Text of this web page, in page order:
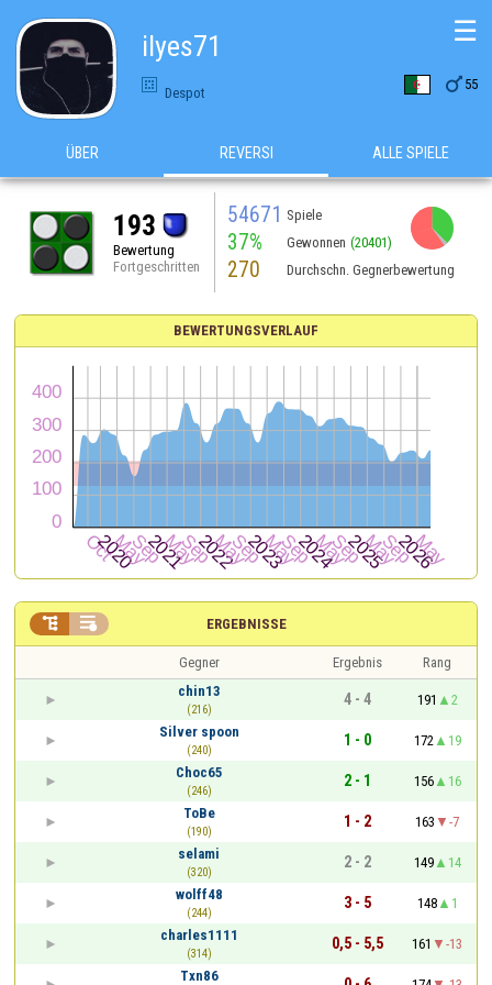
ilyes71
Despot  55
☰
ÜBER REVERSI ALLE SPIELE
193
Bewertung
Fortgeschritten
54671 Spiele
37% Gewonnen (20401)
270 Durchschn. Gegnerbewertung
BEWERTUNGSVERLAUF
ERGEBNISSE
 
Gegner Ergebnis
Rang
chin13
(216)
4 - 4 191
2
Silver spoon
(240)
1 - 0 172
19
Choc65
(246)
2 - 1 156
16
ToBe
(190)
1 - 2 163
-7
selami
(320)
2 - 2 149
14
wolff48
(244)
3 - 5 148
1
charles1111
(314)
0,5 - 5,5 161
-13
Txn86